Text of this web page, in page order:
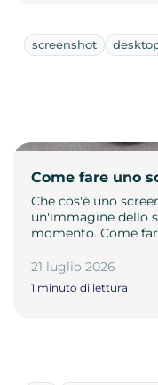
screenshot
Come fare uno
Che cos'è uno
un'immagine dello
momento. Come
21 luglio 2026
1 minuto di lettura